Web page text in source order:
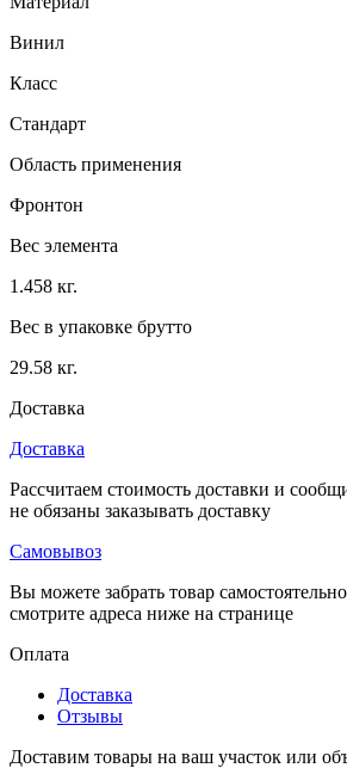
Винил
Класс
Стандарт
Область применения
Фронтон
Вес элемента
1.458 кг.
Вес в упаковке брутто
29.58 кг.
Доставка
Доставка
Рассчитаем стоимость доставки и
не обязаны заказывать доставку
Самовывоз
Вы можете забрать товар
смотрите адреса ниже на странице
Оплата
Доставка
Отзывы
Доставим товары на ваш участок или